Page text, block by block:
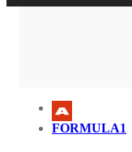
FORMULA1